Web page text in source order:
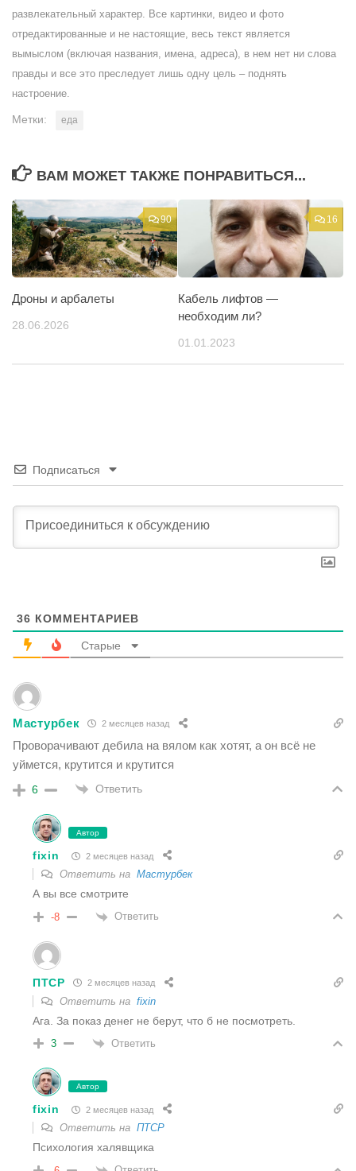
развлекательный характер. Все картинки, видео и фото
отредактированные и не настоящие, весь текст является
вымыслом (включая названия, имена, адреса), в нем нет ни слова
правды и все это преследует лишь одну цель – поднять
настроение.
Метки: еда
ВАМ МОЖЕТ ТАКЖЕ ПОНРАВИТЬСЯ...
90
Дроны и арбалеты
28.06.2026
16
Кабель лифтов —
необходим ли?
01.01.2023
Подписаться
36 КОММЕНТАРИЕВ
Старые
Мастурбек 2 месяцев назад
Проворачивают дебила на вялом как хотят, а он всё не
уймется, крутится и крутится
6 Ответить
Автор
fixin 2 месяцев назад
Ответить на Мастурбек
А вы все смотрите
-8 Ответить
ПТСР 2 месяцев назад
Ответить на fixin
Ага. За показ денег не берут, что б не посмотреть.
3 Ответить
Автор
fixin 2 месяцев назад
Ответить на ПТСР
Психология халявщика